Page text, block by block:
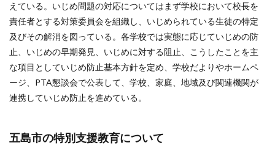
えている。いじめ問題の対応についてはまず学校において校長を
責任者とする対策委員会を組織し、いじめられている生徒の特定
及びその解消を図っている。各学校では実態に応じていじめの防
止、いじめの早期発見、いじめに対する阻止、こうしたことを主
な項目としていじめ防止基本方針を定め、学校だよりやホームペ
ージ、PTA懇談会で公表して、学校、家庭、地域及び関連機関が
連携していじめ防止を進めている。
五島市の特別支援教育について